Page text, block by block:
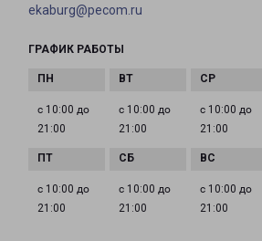
ekaburg@pecom.ru
ГРАФИК РАБОТЫ
с 10:00 до
21:00
с 10:00 до
21:00
с 10:00 до
21:00
с 10:00 до
21:00
с 10:00 до
21:00
с 10:00 до
21:00